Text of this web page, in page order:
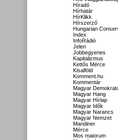
Híradó
Hírhatár
HírKlikk
Hírszerző
Hungarian
Index
InfoRádió
Jelen
Jobbegyenes
Kapitalizmus
Kettős Mérce
Kisalföld
Komment.hu
Kommentár
Magyar
Magyar Hang
Magyar Hírlap
Magyar Idők
Magyar Narancs
Magyar Nemzet
Mandiner
Mérce
Mos maiorum